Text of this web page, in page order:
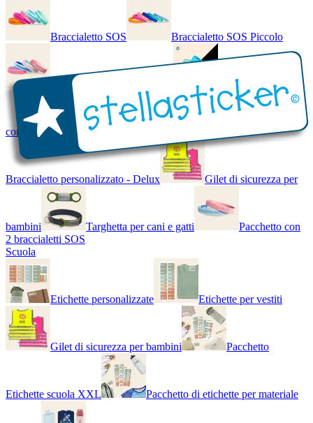
Braccialetto SOS Braccialetto SOS Piccolo
Braccialetto SOS - Bicolore Braccialetto SOS
con Nome - Luminoso
Braccialetto personalizzato - Delux Gilet di sicurezza per
bambini Targhetta per cani e gatti
Pacchetto con
2 braccialetti SOS
Scuola
Etichette personalizzate Etichette per vestiti
Gilet di sicurezza per bambini Pacchetto
Etichette scuola XXL Pacchetto di etichette per materiale